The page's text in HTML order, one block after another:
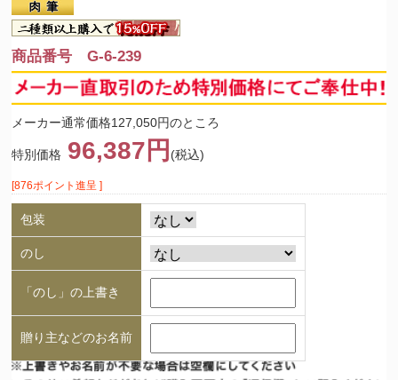
商品番号 G-6-239
メーカー通常価格127,050円のところ
特別価格 96,387円 (税込)
[876ポイント進呈 ]
包装
のし
「のし」の上書き
贈り主などのお名前